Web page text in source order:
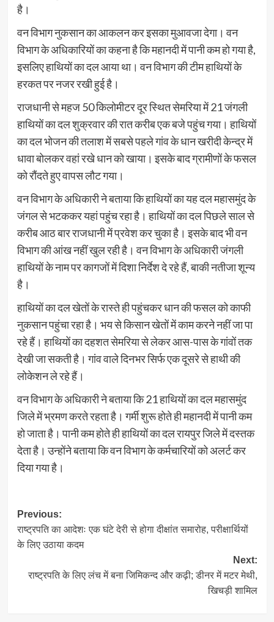
है।
वन विभाग नुकसान का आकलन कर इसका मुआवजा देगा। वन
विभाग के अधिकारियों का कहना है कि महानदी में पानी कम हो गया है,
इसलिए हाथियों का दल आया था। वन विभाग की टीम हाथियों के
हरकत पर नजर रखी हुई है।
राजधानी से महज 50 किलोमीटर दूर स्थित सेमरिया में 21 जंगली
हाथियों का दल शुक्रवार की रात करीब एक बजे पहुंच गया। हाथियों
का दल भोजन की तलाश में सबसे पहले गांव के धान खरीदी केन्द्र में
धावा बोलकर वहां रखे धान को खाया। इसके बाद ग्रामीणों के फसल
को रौंदते हुए वापस लौट गया।
वन विभाग के अधिकारी ने बताया कि हाथियों का यह दल महासमुंद के
जंगल से भटककर यहां पहुंच रहा है। हाथियों का दल पिछले साल से
करीब आठ बार राजधानी में प्रवेश कर चुका है। इसके बाद भी वन
विभाग की आंख नहीं खुल रही है। वन विभाग के अधिकारी जंगली
हाथियों के नाम पर कागजों में दिशा निर्देश दे रहे हैं, बाकी नतीजा शून्य
है।
हाथियों का दल खेतों के रास्ते ही पहुंचकर धान की फसल को काफी
नुकसान पहुंचा रहा है। भय से किसान खेतों में काम करने नहीं जा पा
रहे हैं। हाथियों का दहशत सेमरिया से लेकर आस-पास के गांवों तक
देखी जा सकती है। गांव वाले दिनभर सिर्फ एक दूसरे से हाथी की
लोकेशन ले रहे हैं।
वन विभाग के अधिकारी ने बताया कि 21 हाथियों का दल महासमुंद
जिले में भ्रमण करते रहता है। गर्मी शुरू होते ही महानदी में पानी कम
हो जाता है। पानी कम होते ही हाथियों का दल रायपुर जिले में दस्तक
देता है। उन्होंने बताया कि वन विभाग के कर्मचारियों को अलर्ट कर
दिया गया है।
Post
navigation
Previous:
राष्ट्रपति का आदेशः एक घंटे देरी से होगा दीक्षांत समारोह, परीक्षार्थियों
के लिए उठाया कदम
Next:
राष्ट्रपति के लिए लंच में बना जिमिकन्द और कढ़ी; डीनर में मटर मेथी,
खिचड़ी शामिल